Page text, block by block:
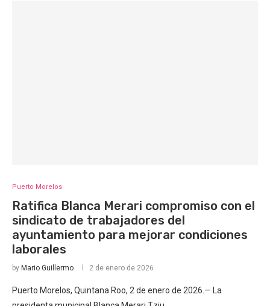
Puerto Morelos
Ratifica Blanca Merari compromiso con el
sindicato de trabajadores del
ayuntamiento para mejorar condiciones
laborales
by Mario Guillermo 2 de enero de 2026
Puerto Morelos, Quintana Roo, 2 de enero de 2026.— La